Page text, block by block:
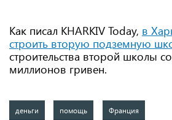
Как писал KHARKIV Today, в
строить вторую подземную
строительства второй школы
миллионов гривен.
деньги помощь Франция